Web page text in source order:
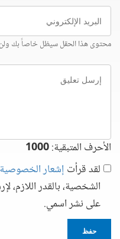
البريد
الإلكتروني
محتوى هذا الحقل سيظل خاصاً بك
إرسل
تعليق
الأحرف المتبقية:1000
لقد قرأت إشعار الخصوصية
الشخصية، بالقدر اللازم،
على نشر اسمي.
حفظ